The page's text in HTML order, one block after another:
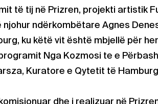
të tij në Prizren, projekti artistik
ndërkombëtare Agnes
ku këtë vit është mbjellë për
Nga Kozmosi te e
Kuratore e Qytetit të
dhe i realizuar në